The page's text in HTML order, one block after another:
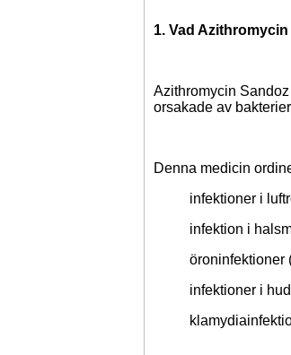
1. Vad
Azithromycin
orsakade av
Denna medicin
infektioner i
infektion i
öroninfektioner
infektioner i